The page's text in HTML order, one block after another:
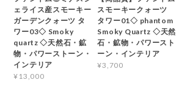
ェライス産スモーキー
ガーデンクォーツ タ
ワー03◇ Smoky
quartz ◇天然石・鉱
物・パワーストーン・
インテリア
¥13,000
スモーキークォーツ
タワー01◇ phantom
Smoky Quartz ◇天然
石・鉱物・パワースト
ーン・インテリア
¥3,700